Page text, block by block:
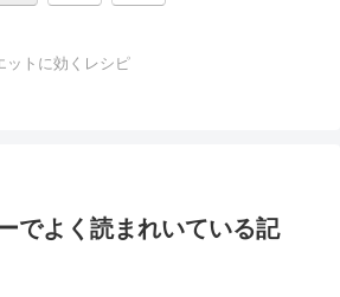
ットに効くレシピ
でよく読まれいている記